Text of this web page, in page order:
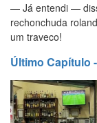
— Já entendi —
rechonchuda
um traveco!
Último Capítulo